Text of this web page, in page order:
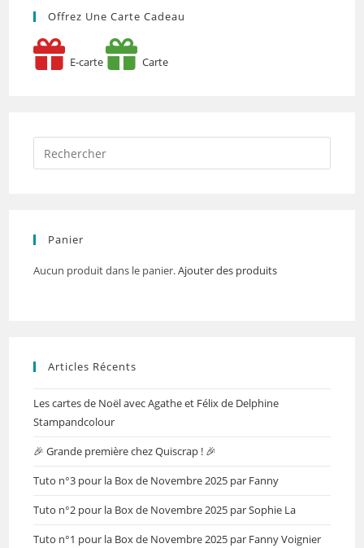
Offrez Une Carte Cadeau
E-carte Carte
Panier
Aucun produit dans le panier.Ajouter des produits
Articles Récents
Les cartes de Noël avec Agathe et Félix de Delphine
Stampandcolour
🎉 Grande première chez Quiscrap ! 🎉
Tuto n°3 pour la Box de Novembre 2025 par Fanny
Tuto n°2 pour la Box de Novembre 2025 par Sophie La
Tuto n°1 pour la Box de Novembre 2025 par Fanny Voignier